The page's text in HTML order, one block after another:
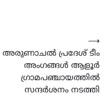
അരുണാചൽ പ്രദേശ് ടീം
അംഗങ്ങൾ ആളൂർ
ഗ്രാമപഞ്ചായത്തിൽ
സന്ദർശനം നടത്തി
⟶